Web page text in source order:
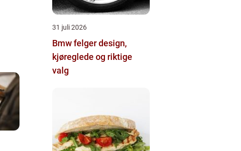
31 juli 2026
Bmw felger design,
kjøreglede og riktige
valg